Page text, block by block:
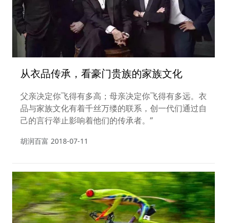
从衣品传承，看豪门贵族的家族文化
父亲决定你飞得有多高；母亲决定你飞得有多远。衣
品与家族文化有着千丝万缕的联系，创一代们通过自
己的言行举止影响着他们的传承者。”
胡润百富 2018-07-11